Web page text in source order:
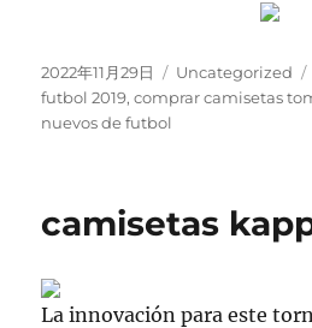
Publicado
el
2022年11月29日 Categorías
Uncategorized
futbol 2019,comprar camisetas
nuevos de futbol
camisetas
La innovación para este